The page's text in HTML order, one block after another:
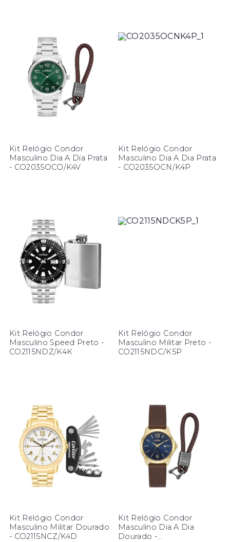
Kit Relógio Condor
Masculino Dia A Dia Prata
- CO2035OCO/K4V
Kit Relógio Condor
Masculino Dia A Dia Prata
- CO2035OCN/K4P
Kit Relógio Condor
Masculino Speed Preto -
CO2115NDZ/K4K
Kit Relógio Condor
Masculino Militar Preto -
CO2115NDC/K5P
Kit Relógio Condor
Masculino Militar Dourado
- CO2115NCZ/K4D
Kit Relógio Condor
Masculino Dia A Dia
Dourado -